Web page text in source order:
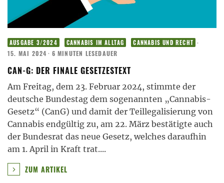
AUSGABE 3/2024 CANNABIS IM ALLTAG CANNABIS UND RECHT ·
15. MAI 2024 · 6 MINUTEN LESEDAUER
CAN-G: DER FINALE GESETZESTEXT
Am Freitag, dem 23. Februar 2024, stimmte der
deutsche Bundestag dem sogenannten „Cannabis-
Gesetz“ (CanG) und damit der Teillegalisierung von
Cannabis endgültig zu, am 22. März bestätigte auch
der Bundesrat das neue Gesetz, welches daraufhin
am 1. April in Kraft trat....
ZUM ARTIKEL